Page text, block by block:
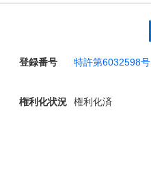
登録番号
特許第6032598号
権利化状況
権利化済